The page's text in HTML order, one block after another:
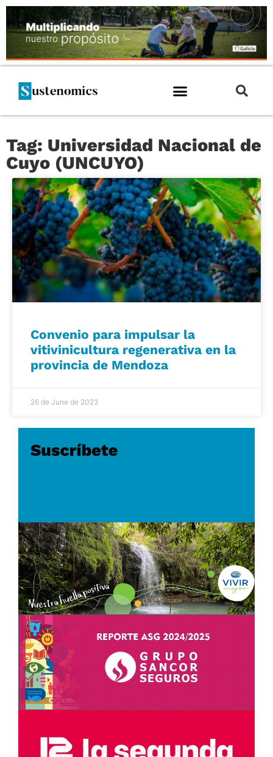
Tag: Universidad Nacional de
Cuyo (UNCUYO)
Convenio para impulsar la
vitivinicultura regenerativa en la
provincia de Mendoza
26 de June de 2023